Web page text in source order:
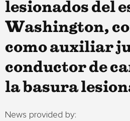
lesionados del
Washington,
como auxiliar
conductor de
la basura
News provided by: